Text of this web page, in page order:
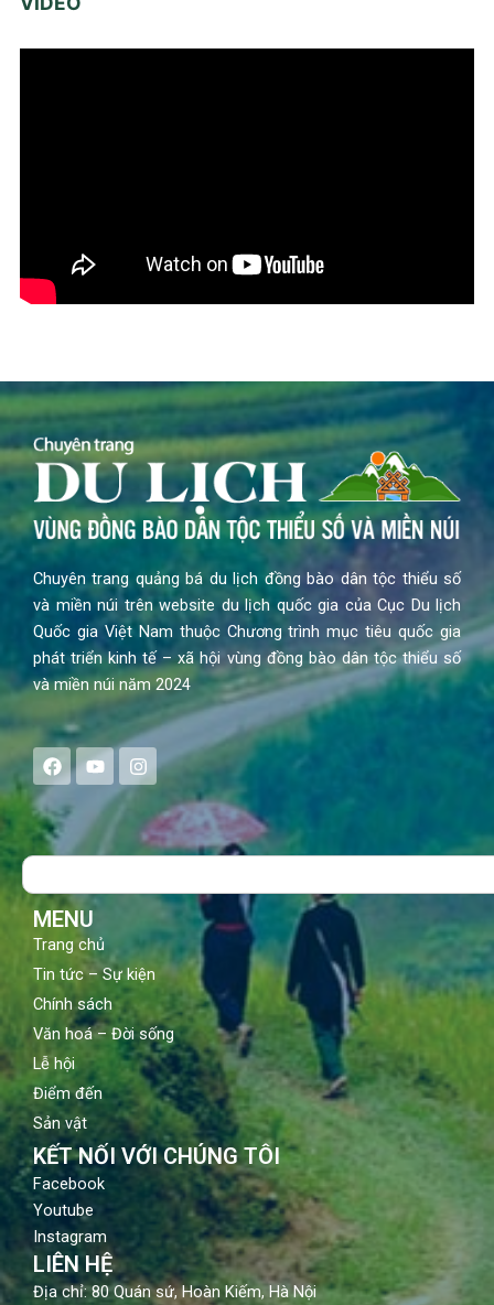
Chuyên trang quảng bá du lịch đồng bào dân tộc thiểu số
và miền núi trên website du lịch quốc gia của Cục Du lịch
Quốc gia Việt Nam thuộc Chương trình mục tiêu quốc gia
phát triển kinh tế – xã hội vùng đồng bào dân tộc thiểu số
và miền núi năm 2024
F
a
e
b
o
Y
o
t
u
b
I
n
s
a
g
Search
MENU
Trang chủ
Tin tức – Sự kiện
Chính sách
Văn hoá – Đời sống
Lễ hội
Điểm đến
Sản vật
KẾT NỐI VỚI CHÚNG TÔI
Facebook
Youtube
Instagram
LIÊN HỆ
Địa chỉ: 80 Quán sứ, Hoàn Kiếm, Hà Nội